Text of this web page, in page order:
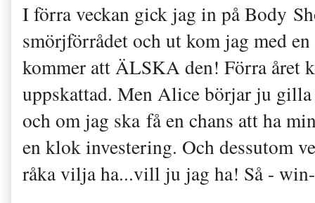
I förra veckan gick jag in på Body
smörjförrådet och ut kom jag med
kommer att ÄLSKA den! Förra året
uppskattad. Men Alice börjar ju
och om jag ska få en chans att ha
en klok investering. Och dessutom
råka vilja ha...vill ju jag ha! Så -